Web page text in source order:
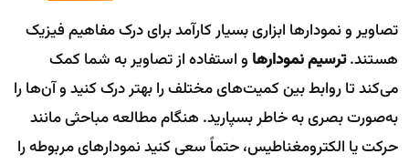
تصاویر و نمودارها ابزاری بسیار کارآمد برای درک مفاهیم فیزیک
هستند.ترسیم نمودارها و استفاده از تصاویر به شما کمک
می‌کند تا روابط بین کمیت‌های مختلف را بهتر درک کنید و آن‌ها را
به‌صورت بصری به خاطر بسپارید. هنگام مطالعه مباحثی مانند
حرکت یا الکترومغناطیس، حتماً سعی کنید نمودارهای مربوطه را